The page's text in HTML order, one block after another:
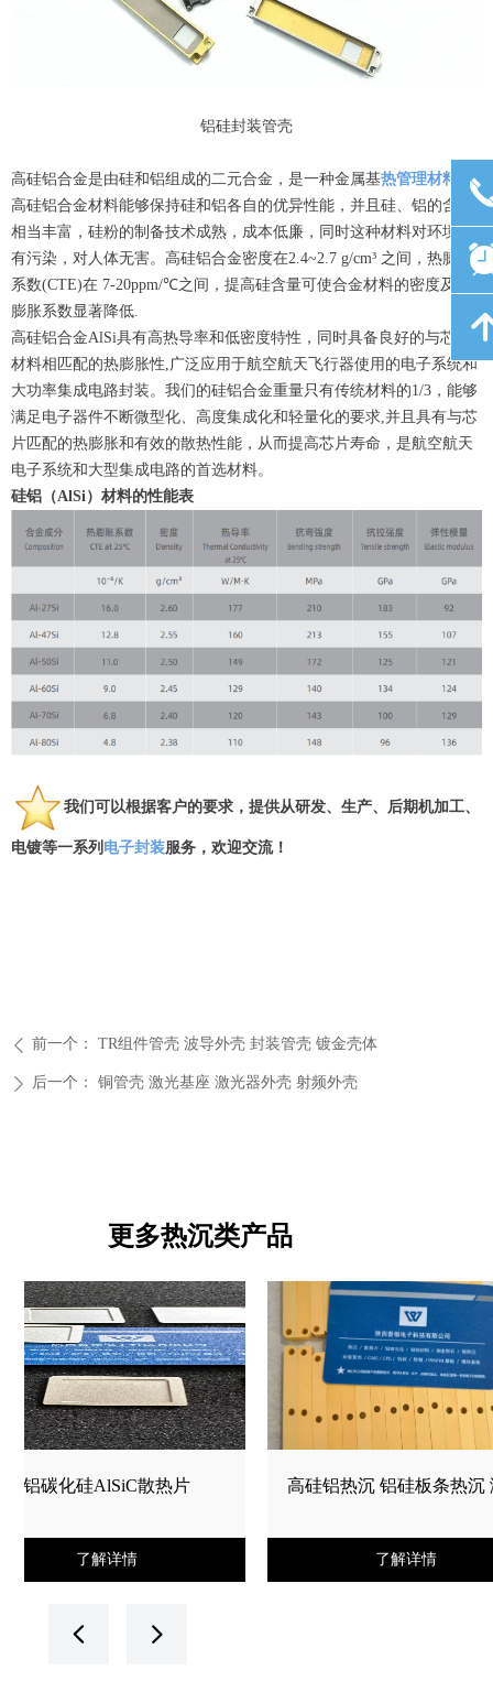
铝硅封装管壳
高硅铝合金是由硅和铝组成的二元合金，是一种金属基热管理材料
。
高硅铝合金材料能够保持硅和铝各自的优异性能，并且硅、铝的含量
相当丰富，硅粉的制备技术成熟，成本低廉，同时这种材料对环境没
有污染，对人体无害。高硅铝合金密度在2.4~2.7 g/cm³ 之间，热膨胀
系数(CTE)在 7-20ppm/℃之间，提高硅含量可使合金材料的密度及热
膨胀系数显著降低.
高硅铝合金AlSi具有高热导率和低密度特性，同时具备良好的与芯片
材料相匹配的热膨胀性,广泛应用于航空航天飞行器使用的电子系统和
大功率集成电路封装。我们的硅铝合金重量只有传统材料的1/3，能够
满足电子器件不断微型化、高度集成化和轻量化的要求,并且具有与芯
片匹配的热膨胀和有效的散热性能，从而提高芯片寿命，是航空航天
电子系统和大型集成电路的首选材料。
硅铝（AlSi）材料的性能表
我们可以根据客户的要求，提供从研发、生产、后期机加工、
电镀等一系列 电子封装服务，欢迎交流！
ꄴ 前一个： TR组件管壳 波导外壳 封装管壳 镀金壳体
ꄲ 后一个： 铜管壳 激光基座 激光器外壳 射频外壳
更多热沉类产品
铝碳化硅AlSiC散热片
了解详情
高硅铝热沉 铝硅板条热沉
了解详情
넳 넲